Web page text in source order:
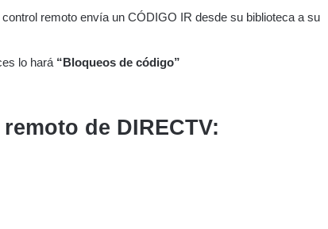
remoto envía un CÓDIGO IR desde su biblioteca a su
lo hará “Bloqueos de código”
de DIRECTV: